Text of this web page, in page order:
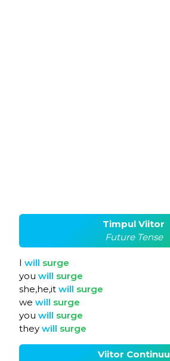
Timpul Viitor
Future Tense
I will surge
you will surge
she,he,it will surge
we will surge
you will surge
they will surge
Viitor Continuu